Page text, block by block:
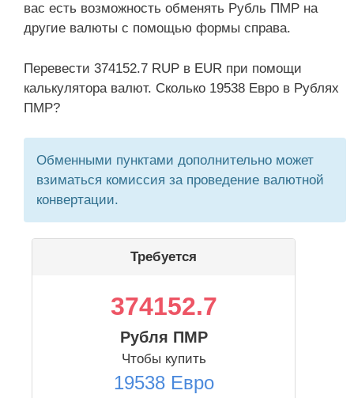
вас есть возможность обменять Рубль ПМР на
другие валюты с помощью формы справа.
Перевести 374152.7 RUP в EUR при помощи
калькулятора валют. Сколько 19538 Евро в Рублях
ПМР?
Обменными пунктами дополнительно может
взиматься комиссия за проведение валютной
конвертации.
Требуется
374152.7
Рубля ПМР
Чтобы купить
19538 Евро